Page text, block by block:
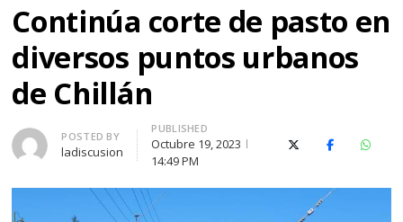
Continúa corte de pasto en
diversos puntos urbanos
de Chillán
Author
POSTED BY
ladiscusion
PUBLISHED
Octubre 19, 2023
14:49 PM
X (Twitter)Facebook